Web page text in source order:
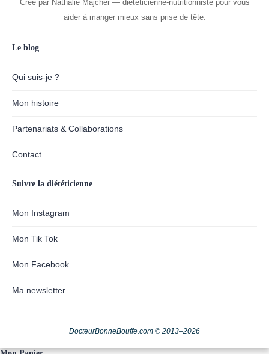
Créé par Nathalie Majcher — diététicienne-nutritionniste pour vous
aider à manger mieux sans prise de tête.
Le blog
Qui suis-je ?
Mon histoire
Partenariats & Collaborations
Contact
Suivre la diététicienne
Mon Instagram
Mon Tik Tok
Mon Facebook
Ma newsletter
DocteurBonneBouffe.com © 2013–2026